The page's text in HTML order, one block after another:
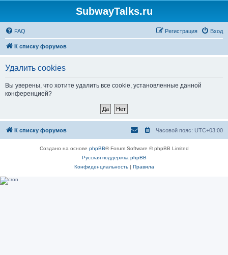
SubwayTalks.ru
FAQ Вход
Регистрация
К списку форумов
Удалить cookies
Вы уверены, что хотите удалить все cookie, установленные данной
конференцией?
К списку форумов Часовой пояс: UTC+03:00
Создано на основе phpBB® Forum Software © phpBB Limited
Русская поддержка phpBB
Конфиденциальность| Правила